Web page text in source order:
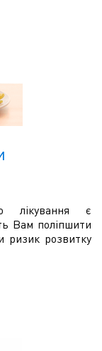
лікування є
Вам поліпшити
ризик розвитку